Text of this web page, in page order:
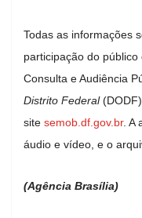
Todas as informações
participação do
Consulta e Audiência
Distrito Federal
site semob.df.gov.br. A
áudio e vídeo, e o
(Agência Brasília)